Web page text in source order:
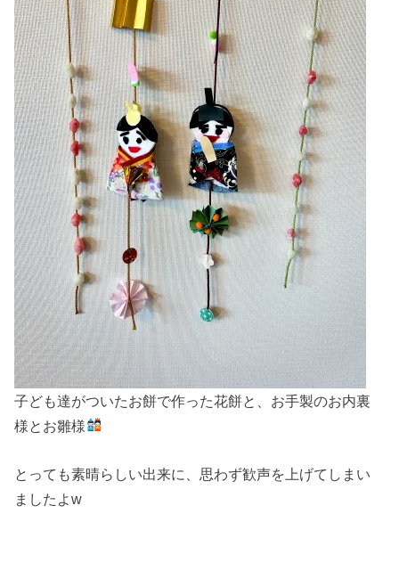
子ども達がついたお餅で作った花餅と、お手製のお内裏
様とお雛様
とっても素晴らしい出来に、思わず歓声を上げてしまい
ましたよw